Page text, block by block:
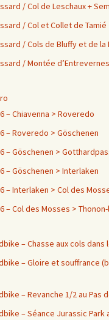
/ Col de Leschaux +
/ Col et Collet de Tamié
/ Cols de Bluffy et de
/ Montée d’Entrevernes
– Chiavenna > Roveredo
– Roveredo > Göschenen
– Göschenen >
– Göschenen > Interlaken
– Interlaken > Col des
– Col des Mosses >
– Chasse aux cols dans
– Gloire et souffrance
– Revanche 1/2 au Pas
– Séance Jurassic Park